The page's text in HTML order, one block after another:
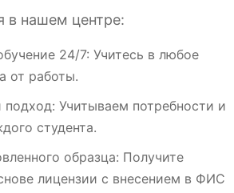
в нашем центре:
24/7: Учитесь в любое
от работы.
Учитываем потребности и
студента.
образца: Получите
лицензии с внесением в ФИС